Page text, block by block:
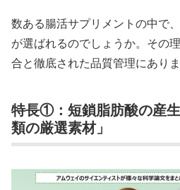
数ある腸活サプリメントの中で
が選ばれるのでしょうか。その
合と徹底された品質管理にありま
特長①：短鎖脂肪酸の産
類の厳選素材」